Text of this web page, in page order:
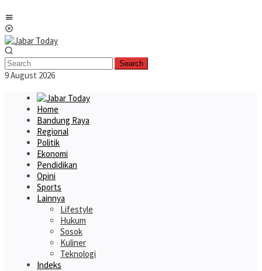
to
content
Search
9 August 2026
Home
Bandung Raya
Regional
Politik
Ekonomi
Pendidikan
Opini
Sports
Lainnya
Lifestyle
Hukum
Sosok
Kuliner
Teknologi
Indeks